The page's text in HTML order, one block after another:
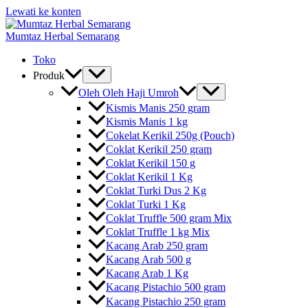
Lewati ke konten
Mumtaz Herbal Semarang
Toko
Produk
Oleh Oleh Haji Umroh
Kismis Manis 250 gram
Kismis Manis 1 kg
Cokelat Kerikil 250g (Pouch)
Coklat Kerikil 250 gram
Coklat Kerikil 150 g
Coklat Kerikil 1 Kg
Coklat Turki Dus 2 Kg
Coklat Turki 1 Kg
Coklat Truffle 500 gram Mix
Coklat Truffle 1 kg Mix
Kacang Arab 250 gram
Kacang Arab 500 g
Kacang Arab 1 Kg
Kacang Pistachio 500 gram
Kacang Pistachio 250 gram